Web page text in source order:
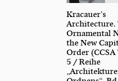
Kracauer’s
Architecture.
Ornamental
the New
Order (CCSA
5 / Reihe